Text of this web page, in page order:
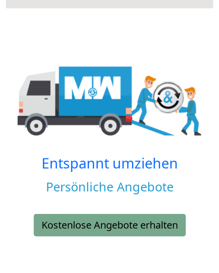
Entspannt umziehen
Persönliche Angebote
Kostenlose Angebote erhalten